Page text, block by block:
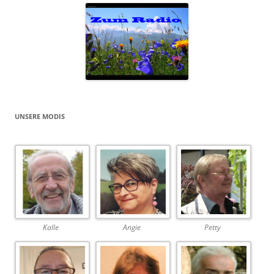
UNSERE MODIS
Kalle Angie Petty